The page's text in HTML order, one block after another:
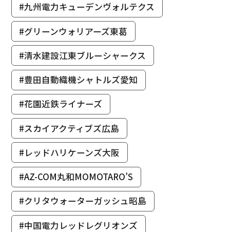
#九州電力キューデンヴォルテクス
#グリーンウォリアーズ東葛
#清水建設江東ブルーシャークス
#豊田自動織機シャトルズ愛知
#花園近鉄ライナーズ
#スカイアクティブズ広島
#レッドハリケーンズ大阪
#AZ-COM丸和MOMOTARO’S
#クリタウォーターガッシュ昭島
#中国電力レッドレグリオンズ